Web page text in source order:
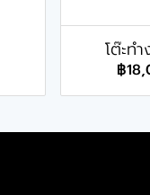
โต๊ะท
฿